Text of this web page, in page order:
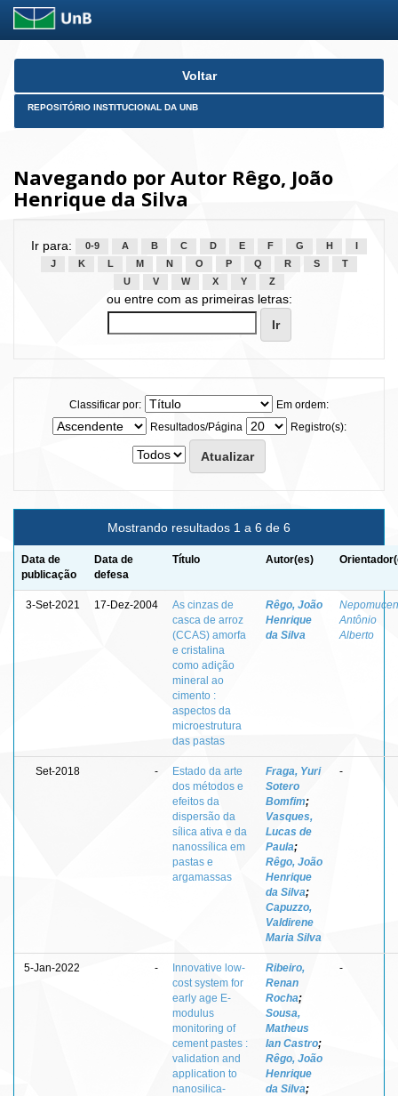
Skip
Voltar
REPOSITÓRIO INSTITUCIONAL DA UNB
Navegando por Autor Rêgo, João
Henrique da Silva
Ir para: 0-9 A B C D E F G H
J
K L M N O P Q R S
T
U
V W X Y Z
ou entre com as primeiras letras:
Classificar por:
Em ordem:
Resultados/Página
Registro(s):
Mostrando resultados 1 a 6 de 6
Data de
publicação
Data de
defesa
Título Autor(es)
3-Set-2021 17-Dez-2004
As cinzas de
casca de arroz
(CCAS) amorfa
e cristalina
como adição
mineral ao
cimento :
aspectos da
microestrutura
das pastas
Rêgo, João
Henrique
da Silva
Antônio
Alberto
Set-2018 -
Estado da arte
dos métodos e
efeitos da
dispersão da
sílica ativa e da
nanossílica em
pastas e
argamassas
Fraga, Yuri
Sotero
Bomfim;
Vasques,
Lucas de
Paula;
Rêgo, João
Henrique
da Silva;
Capuzzo,
Valdirene
Maria Silva
-
5-Jan-2022 -
Innovative low-
cost system for
early age E-
modulus
monitoring of
cement pastes :
validation and
application to
nanosilica-
Ribeiro,
Renan
Rocha;
Sousa,
Matheus
Ian Castro;
Rêgo, João
Henrique
da Silva;
-